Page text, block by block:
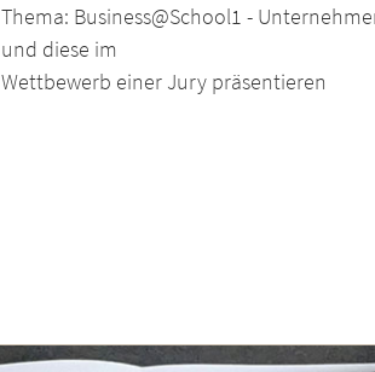
Thema: Business@School1 -
und diese im
Wettbewerb einer Jury präsentieren